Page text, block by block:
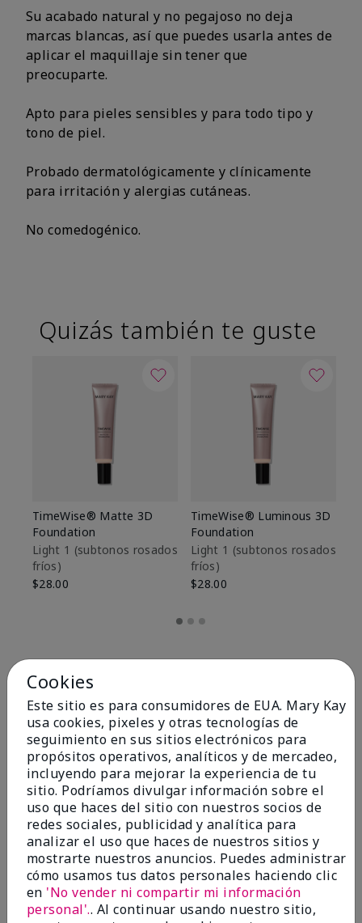
Su acabado natural y no pegajoso no deja
marcas blancas, así que puedes usarla antes de
aplicar el maquillaje sin tener que
preocuparte.
Apto para pieles sensibles y para todo tipo y
tono de piel.
Probado dermatológicamente y clínicamente
para irritación y alergias cutáneas.
No comedogénico.
Quizás también te guste
TimeWise® Matte 3D
Foundation
Light 1​ (subtonos rosados
fríos)
$28.00
TimeWise® Luminous 3D
Foundation
Light 1​ (subtonos rosados
fríos)
$28.00
OPINIONES
4.8
Cookies
Este sitio es para consumidores de EUA. Mary Kay
usa cookies, pixeles y otras tecnologías de
seguimiento en sus sitios electrónicos para
propósitos operativos, analíticos y de mercadeo,
incluyendo para mejorar la experiencia de tu
sitio. Podríamos divulgar información sobre el
uso que haces del sitio con nuestros socios de
redes sociales, publicidad y analítica para
analizar el uso que haces de nuestros sitios y
mostrarte nuestros anuncios. Puedes administrar
cómo usamos tus datos personales haciendo clic
en 'No vender ni compartir mi información
personal'.. Al continuar usando nuestro sitio,